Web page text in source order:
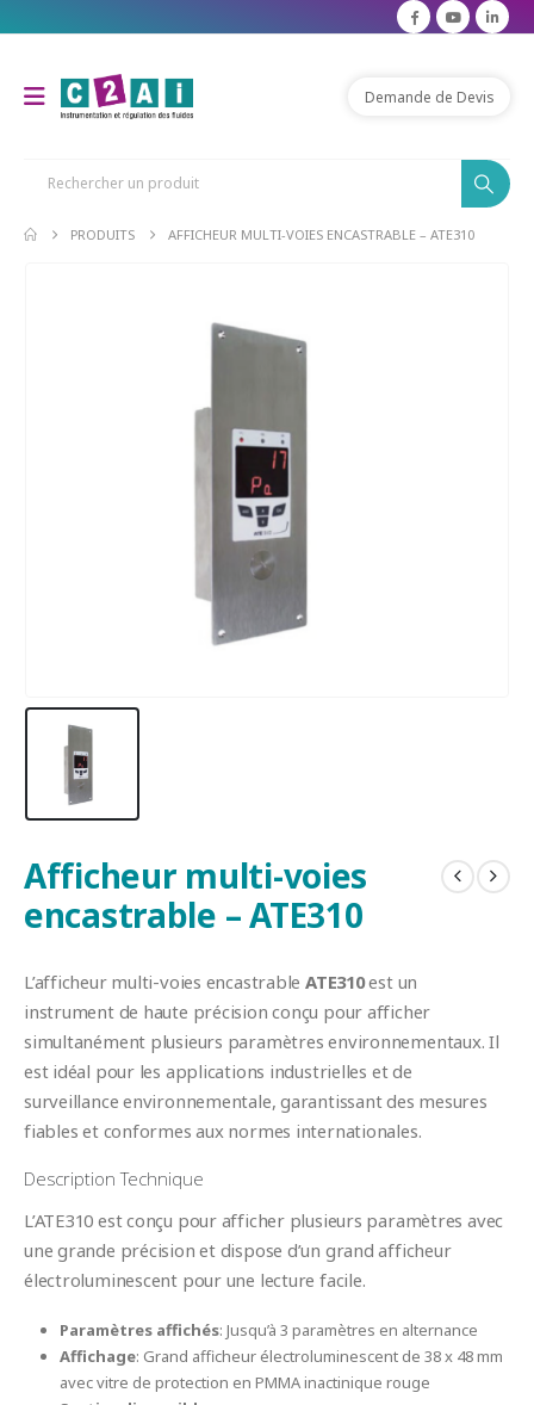
Demande de Devis
PRODUITS AFFICHEUR MULTI-VOIES ENCASTRABLE – ATE310
Afficheur multi-voies
encastrable – ATE310
L’afficheur multi-voies encastrable ATE310est un
instrument de haute précision conçu pour afficher
simultanément plusieurs paramètres environnementaux. Il
est idéal pour les applications industrielles et de
surveillance environnementale, garantissant des mesures
fiables et conformes aux normes internationales.
Description Technique
L’ATE310 est conçu pour afficher plusieurs paramètres avec
une grande précision et dispose d’un grand afficheur
électroluminescent pour une lecture facile.
Paramètres affichés: Jusqu’à 3 paramètres en alternance
Affichage: Grand afficheur électroluminescent de 38 x 48 mm
avec vitre de protection en PMMA inactinique rouge